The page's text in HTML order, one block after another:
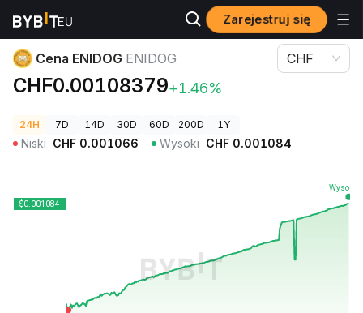
Zarejestruj się
Ceny kryptowalut Cena ENIDOG ENIDOG
Cena ENIDOG ENIDOG
CHF0.00108379+1.46%
CHF
24H 7D 14D 30D 60D 200D 1Y
Niski CHF 0.001066 Wysoki CHF 0.001084